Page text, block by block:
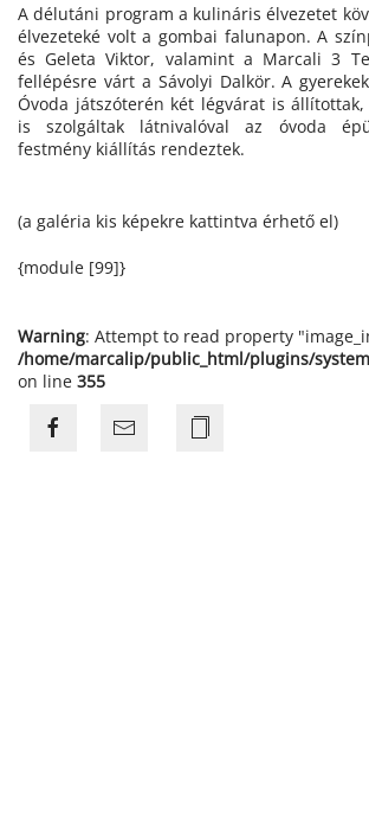
A délutáni program a kulináris élvezetet
élvezeteké volt a gombai falunapon. A
és Geleta Viktor, valamint a Marcali 3
fellépésre várt a Sávolyi Dalkör. A
Óvoda játszóterén két légvárat is
is szolgáltak látnivalóval az óvoda
festmény kiállítás rendeztek.
(a galéria kis képekre kattintva érhető el)
{module [99]}
Warning: Attempt to read property
/home/marcalip/public_html/plugins/
on line 355